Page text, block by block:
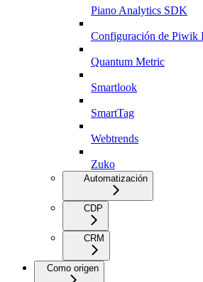
Piano Analytics SDK
Configuración de Piwik
Quantum Metric
Smartlook
SmartTag
Webtrends
Zuko
Automatización
CDP
CRM
Como origen